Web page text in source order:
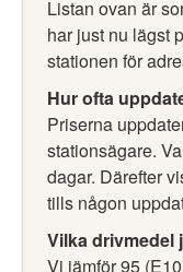
Listan ovan är
har just nu lägst
stationen för
Hur ofta
Priserna
stationsägare.
dagar. Därefter
tills någon
Vilka drivmedel
Vi jämför 95